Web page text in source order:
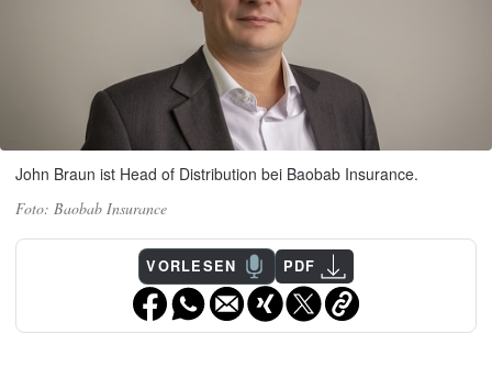
John Braun ist Head of Distribution bei Baobab Insurance.
Baobab Insurance
VORLESEN PDF